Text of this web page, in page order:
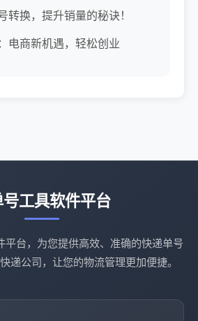
转换，提升销量的秘诀！
电商新机遇，轻松创业
号工具软件平台
平台，为您提供高效、准确的快递单号
递公司，让您的物流管理更加便捷。